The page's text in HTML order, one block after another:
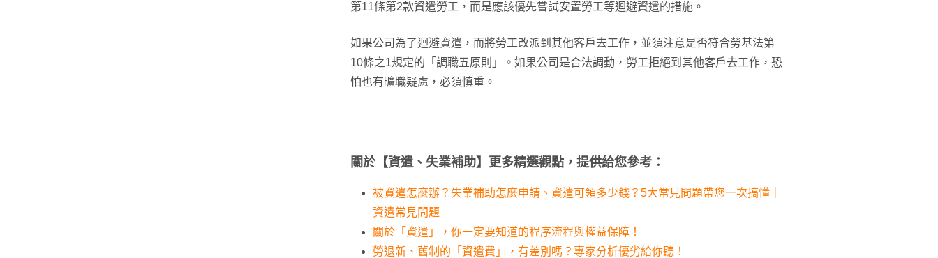
第11條第2款資遣勞工，而是應該優先嘗試安置勞工等迴避資遣的措施。
如果公司為了迴避資遣，而將勞工改派到其他客戶去工作，並須注意是否符合勞基法第
10條之1規定的「調職五原則」。如果公司是合法調動，勞工拒絕到其他客戶去工作，恐
怕也有曠職疑慮，必須慎重。
關於【資遣、失業補助】更多精選觀點，提供給您參考：
被資遣怎麼辦？失業補助怎麼申請、資遣可領多少錢？5大常見問題帶您一次搞懂｜
資遣常見問題
關於「資遣」，你一定要知道的程序流程與權益保障！
勞退新、舊制的「資遣費」，有差別嗎？專家分析優劣給你聽！